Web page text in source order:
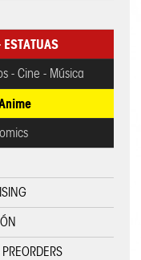
- Cine - Música